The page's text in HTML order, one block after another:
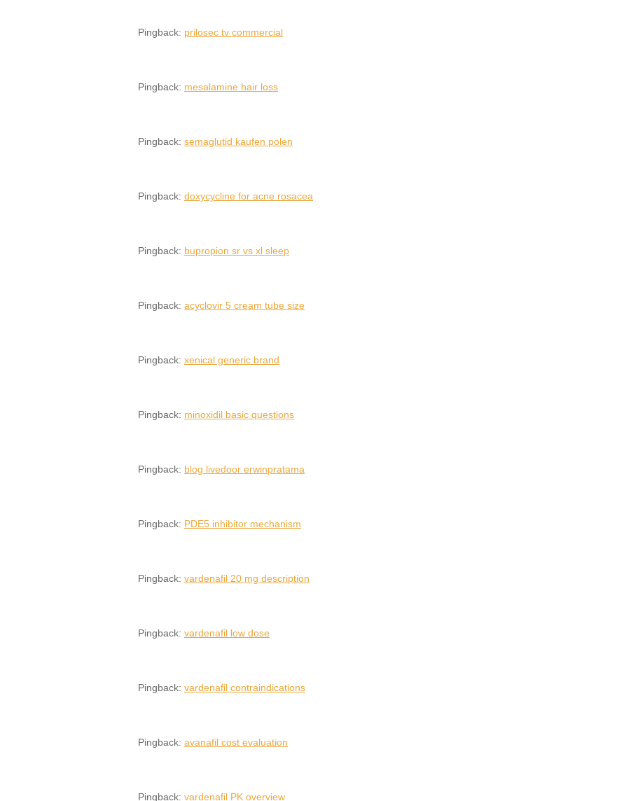
Pingback: prilosec tv commercial
Pingback: mesalamine hair loss
Pingback: semaglutid kaufen polen
Pingback: doxycycline for acne rosacea
Pingback: bupropion sr vs xl sleep
Pingback: acyclovir 5 cream tube size
Pingback: xenical generic brand
Pingback: minoxidil basic questions
Pingback: blog livedoor erwinpratama
Pingback: PDE5 inhibitor mechanism
Pingback: vardenafil 20 mg description
Pingback: vardenafil low dose
Pingback: vardenafil contraindications
Pingback: avanafil cost evaluation
Pingback: vardenafil PK overview